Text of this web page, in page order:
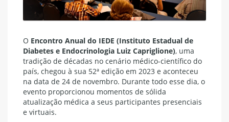
O Encontro Anual do IEDE (Instituto Estadual de
Diabetes e Endocrinologia Luiz Capriglione), uma
tradição de décadas no cenário médico-científico do
país, chegou à sua 52ª edição em 2023 e aconteceu
na data de 24 de novembro. Durante todo esse dia, o
evento proporcionou momentos de sólida
atualização médica a seus participantes presenciais
e virtuais.